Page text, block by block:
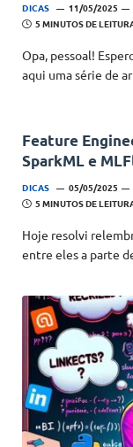
DICAS 11/05/2025
5 MINUTOS DE
Opa, pessoal!
aqui uma série de
Feature
SparkML e
DICAS 05/05/2025
5 MINUTOS DE
Hoje resolvi
entre eles a parte